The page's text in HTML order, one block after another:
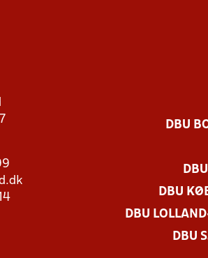
DBU
DBU
DBU
DBU